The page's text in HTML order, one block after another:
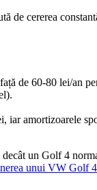
de cererea
de 60-80 lei/an
iar amortizoarele
un Golf 4
unui VW Golf